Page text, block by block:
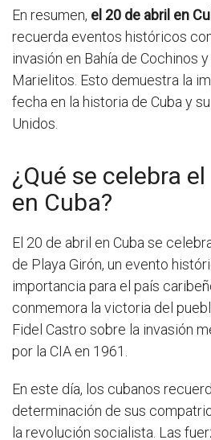
En resumen, el 20 de abril en
recuerda eventos históricos
invasión en Bahía de Cochinos
Marielitos. Esto demuestra la
fecha en la historia de Cuba y
Unidos.
¿Qué se celebra
en Cuba?
El 20 de abril en Cuba se
de Playa Girón, un evento
importancia para el país
conmemora la victoria del
Fidel Castro sobre la invasión
por la CIA en 1961.
En este día, los cubanos
determinación de sus
la revolución socialista. Las